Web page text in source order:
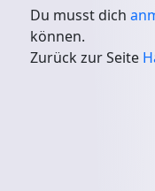
Du musst dich
können.
Zurück zur Seite